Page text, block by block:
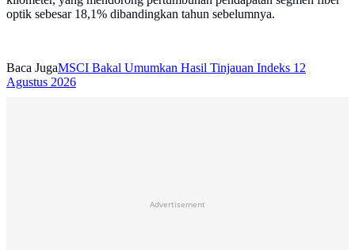
optik sebesar 18,1% dibandingkan tahun sebelumnya.
Baca JugaMSCI Bakal Umumkan Hasil Tinjauan Indeks 12
Agustus 2026
Advertisement